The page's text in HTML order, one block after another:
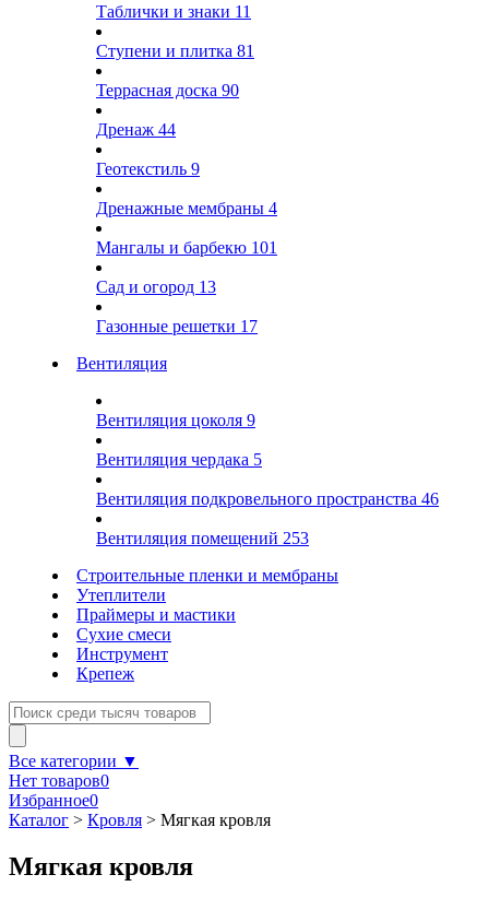
Таблички и знаки 11
Ступени и плитка 81
Террасная доска 90
Дренаж 44
Геотекстиль 9
Дренажные мембраны 4
Мангалы и барбекю 101
Сад и огород 13
Газонные решетки 17
Вентиляция
Вентиляция цоколя 9
Вентиляция чердака 5
Вентиляция подкровельного пространства 46
Вентиляция помещений 253
Строительные пленки и мембраны
Утеплители
Праймеры и мастики
Сухие смеси
Инструмент
Крепеж
Все категории ▼
Нет товаров0
Избранное0
Каталог > Кровля > Мягкая кровля
Мягкая кровля